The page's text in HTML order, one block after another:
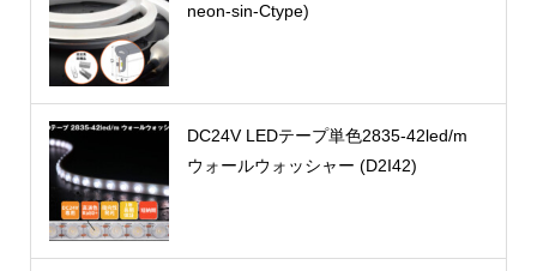
neon-sin-Ctype)
DC24V LEDテープ単色2835-42led/m
ウォールウォッシャー (D2I42)